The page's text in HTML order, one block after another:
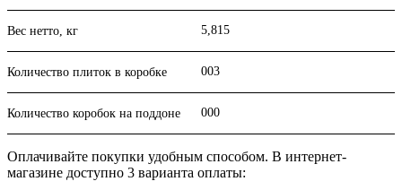
Вес нетто, кг 5,815
Количество плиток в коробке 003
Количество коробок на поддоне 000
Оплачивайте покупки удобным способом. В интернет-
магазине доступно 3 варианта оплаты: